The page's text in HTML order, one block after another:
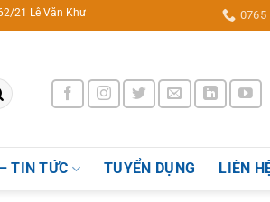
Văn Khương, P. Thời An, Q.12, TP Hồ Chí Minh, Việt
0765
TIN TỨC TUYỂN DỤNG LIÊN